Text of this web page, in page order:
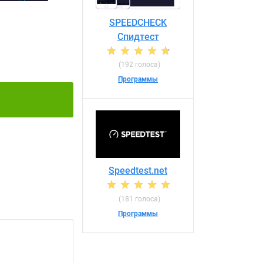
SPEEDCHECK
Спидтест
(192 голоса)
Программы
Speedtest.net
(181 голоса)
Программы